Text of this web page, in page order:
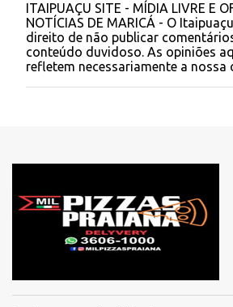
P
o
s
t
a
r
t
ITAIPUAÇU SITE - MÍDIA LIVRE E
NOTÍCIAS DE MARICÁ - O
direito de não publicar
conteúdo duvidoso. As opiniões
refletem necessariamente a nossa